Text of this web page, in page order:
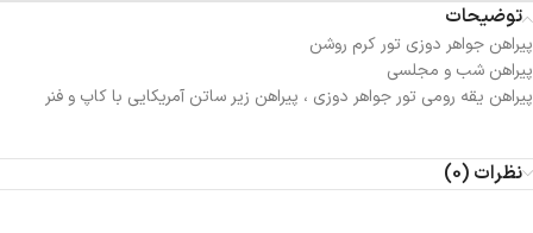
توضیحات
پیراهن جواهر دوزی تور کرم روشن
پیراهن شب و مجلسی
پیراهن یقه رومی تور جواهر دوزی ، پیراهن زیر ساتن آمریکایی با کاپ و فنر
نظرات (0)